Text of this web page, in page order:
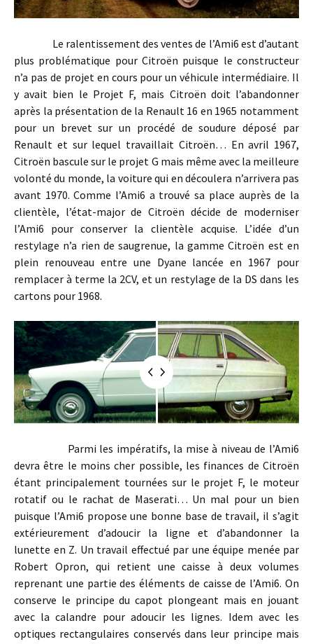
Le ralentissement des ventes de l’Ami6 est d’autant
plus problématique pour Citroën puisque le constructeur
n’a pas de projet en cours pour un véhicule intermédiaire. Il
y avait bien le Projet F, mais Citroën doit l’abandonner
après la présentation de la Renault 16 en 1965 notamment
pour un brevet sur un procédé de soudure déposé par
Renault et sur lequel travaillait Citroën… En avril 1967,
Citroën bascule sur le projet G mais même avec la meilleure
volonté du monde, la voiture qui en découlera n’arrivera pas
avant 1970. Comme l’Ami6 a trouvé sa place auprès de la
clientèle, l’état-major de Citroën décide de moderniser
l’Ami6 pour conserver la clientèle acquise. L’idée d’un
restylage n’a rien de saugrenue, la gamme Citroën est en
plein renouveau entre une Dyane lancée en 1967 pour
remplacer à terme la 2CV, et un restylage de la DS dans les
cartons pour 1968.
Parmi les impératifs, la mise à niveau de l’Ami6
devra être le moins cher possible, les finances de Citroën
étant principalement tournées sur le projet F, le moteur
rotatif ou le rachat de Maserati… Un mal pour un bien
puisque l’Ami6 propose une bonne base de travail, il s’agit
extérieurement d’adoucir la ligne et d’abandonner la
lunette en Z. Un travail effectué par une équipe menée par
Robert Opron, qui retient une caisse à deux volumes
reprenant une partie des éléments de caisse de l’Ami6. On
conserve le principe du capot plongeant mais en jouant
avec la calandre pour adoucir les lignes. Idem avec les
optiques rectangulaires conservés dans leur principe mais